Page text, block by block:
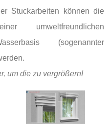
Stuckarbeiten können die
umweltfreundlichen
(sogenannter
um die zu vergrößern!